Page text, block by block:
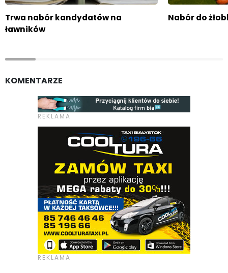
Trwa nabór kandydatów na
ławników
Nabór do
KOMENTARZE